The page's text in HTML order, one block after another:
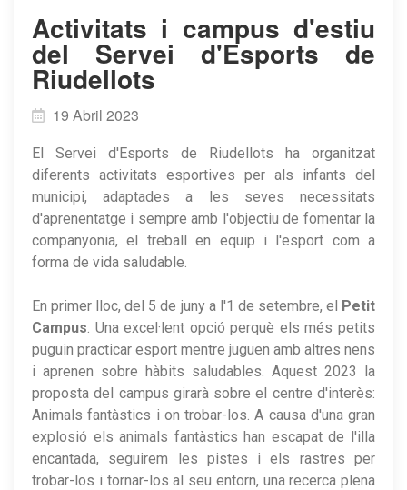
Activitats i campus d'estiu
del Servei d'Esports de
Riudellots
19 Abril 2023
El Servei d'Esports de Riudellots ha organitzat
diferents activitats esportives per als infants del
municipi, adaptades a les seves necessitats
d'aprenentatge i sempre amb l'objectiu de fomentar la
companyonia, el treball en equip i l'esport com a
forma de vida saludable.
En primer lloc, del 5 de juny a l'1 de setembre, el Petit
Campus . Una excel·lent opció perquè els més petits
puguin practicar esport mentre juguen amb altres nens
i aprenen sobre hàbits saludables. Aquest 2023 la
proposta del campus girarà sobre el centre d'interès:
Animals fantàstics i on trobar-los. A causa d'una gran
explosió els animals fantàstics han escapat de l'illa
encantada, seguirem les pistes i els rastres per
trobar-los i tornar-los al seu entorn, una recerca plena